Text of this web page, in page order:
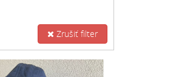
Zrušiť filter